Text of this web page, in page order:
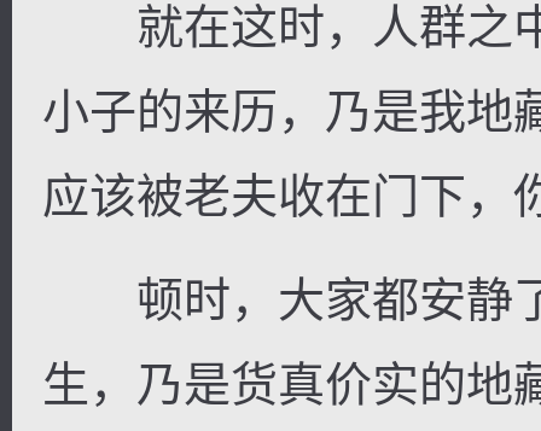
就在这时，人群之中
小子的来历，乃是我地
应该被老夫收在门下，
顿时，大家都安静
生，乃是货真价实的地